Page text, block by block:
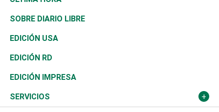
José Boquete
Reportajes
Asia
África
Ocenanía
Caribe
Resto del mundo
Consumo
Vivienda
Telecom.
Global y variable
Economía personal
Belleza
Buena Vida
Sociales
Novedades
Podcast Arte Libre
Golf
Ciclismo
Tenis
Olimpismo
Más deportes
De buena tinta
En Directo
El Espía
Noticiero Poteleche
Columnistas
Clima
Tecnología
Historia
Martes de tecnología
Cambio climático
Mundo
Economía
Revista
Deportes
Opinión
SOBRE DIARIO LIBRE
EDICIÓN USA
EDICIÓN RD
EDICIÓN IMPRESA
SERVICIOS